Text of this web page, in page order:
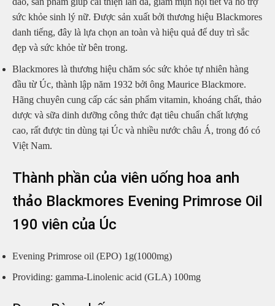
sức khỏe sinh lý nữ. Được sản xuất bởi thương hiệu Blackmores
danh tiếng, đây là lựa chọn an toàn và hiệu quả để duy trì sắc
đẹp và sức khỏe từ bên trong.
Blackmores là thương hiệu chăm sóc sức khỏe tự nhiên hàng
đầu từ Úc, thành lập năm 1932 bởi ông Maurice Blackmore.
Hãng chuyên cung cấp các sản phẩm vitamin, khoáng chất, thảo
dược và sữa dinh dưỡng công thức đạt tiêu chuẩn chất lượng
cao, rất được tin dùng tại Úc và nhiều nước châu Á, trong đó có
Việt Nam.
Thành phần của viên uống hoa anh
thảo Blackmores Evening Primrose Oil
190 viên của Úc
Evening Primrose oil (EPO) 1g(1000mg)
Providing: gamma-Linolenic acid (GLA) 100mg